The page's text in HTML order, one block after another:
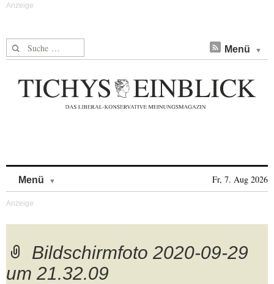
Suche nach: Menü
Menü Fr, 7. Aug 2026
Bildschirmfoto 2020-09-29
um 21.32.09